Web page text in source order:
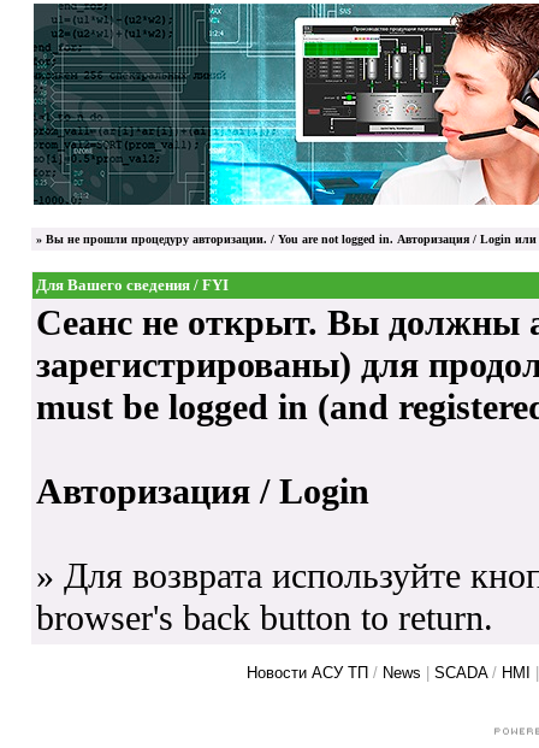
» Вы не прошли процедуру авторизации. / You are not logged in. Авторизация / Login
Для Вашего сведения / FYI
Сеанс не открыт. Вы должны
зарегистрированы) для
must be logged in (and
Авторизация / Login
» Для возврата используйте
browser's back button to return.
Новости АСУ ТП / News SCADA/ HMI